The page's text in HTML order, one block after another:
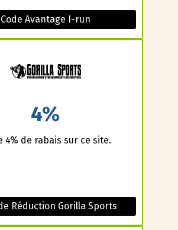
Code Avantage I-run
4%
4% de rabais sur ce site.
Réduction Gorilla Sports